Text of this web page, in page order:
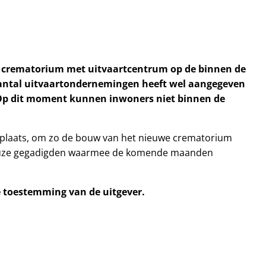
crematorium met uitvaartcentrum op de binnen de
uitvaartondernemingen heeft wel aangegeven
dit moment kunnen inwoners niet binnen de
om zo de bouw van het nieuwe crematorium
gegadigden waarmee de komende maanden
van de uitgever.